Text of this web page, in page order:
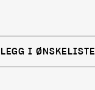
LEGG I ØNSKELISTE